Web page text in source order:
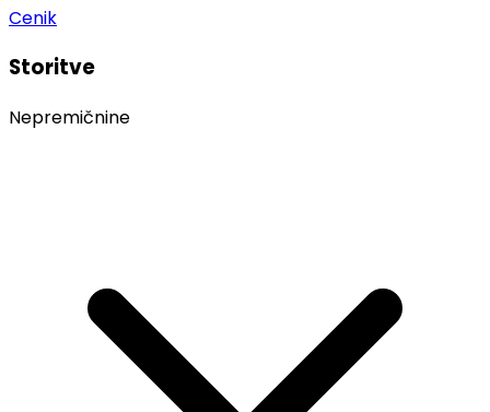
Cenik
Storitve
Nepremičnine